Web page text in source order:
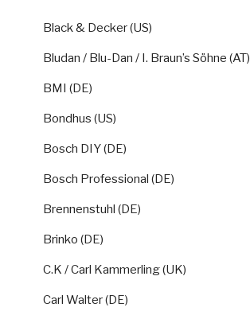
Black & Decker (US)
Bludan / Blu-Dan / I. Braun’s Söhne (AT)
BMI (DE)
Bondhus (US)
Bosch DIY (DE)
Bosch Professional (DE)
Brennenstuhl (DE)
Brinko (DE)
C.K / Carl Kammerling (UK)
Carl Walter (DE)